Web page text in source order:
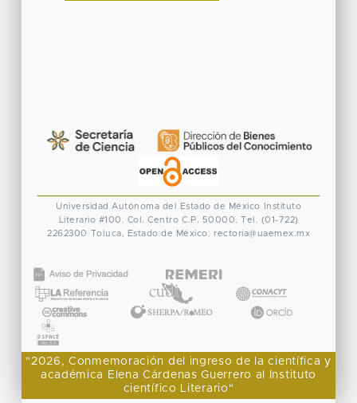
Universidad Autónoma del Estado de México
Instituto
Literario #100. Col. Centro C.P. 50000. Tel. (01-722)
2262300 Toluca, Estado de México. rectoria@uaemex.mx
"2026, Conmemoración del ingreso de la científica y
académica Elena Cárdenas Guerrero al Instituto
científico Literario"